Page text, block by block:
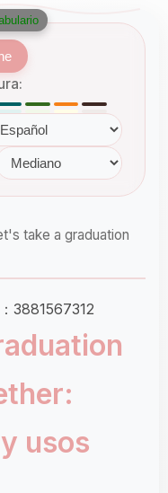
take a graduation
3881567312
usos